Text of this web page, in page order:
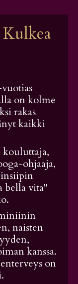
on kolme
rakas
kaikki
ohjaaja,
bella vita"
naisten
kanssa.
on